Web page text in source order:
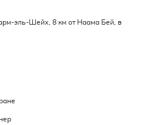
эль-Шейх, 8 км от Наама Бей, в